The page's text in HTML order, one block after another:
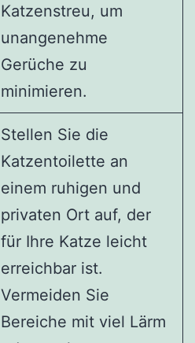
Katzenstreu, um
unangenehme
Gerüche zu
minimieren.
Stellen Sie die
Katzentoilette an
einem ruhigen und
privaten Ort auf, der
für Ihre Katze leicht
erreichbar ist.
Vermeiden Sie
Bereiche mit viel Lärm